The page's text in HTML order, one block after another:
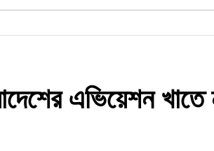
এভিয়েশন খাতে